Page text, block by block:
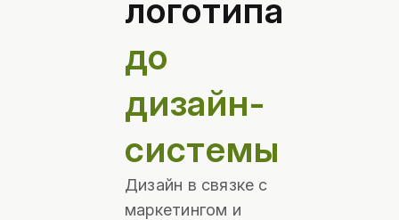
логотипа
до
дизайн-
системы
Дизайн в связке с
маркетингом и